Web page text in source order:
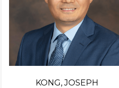
KONG, JOSEPH